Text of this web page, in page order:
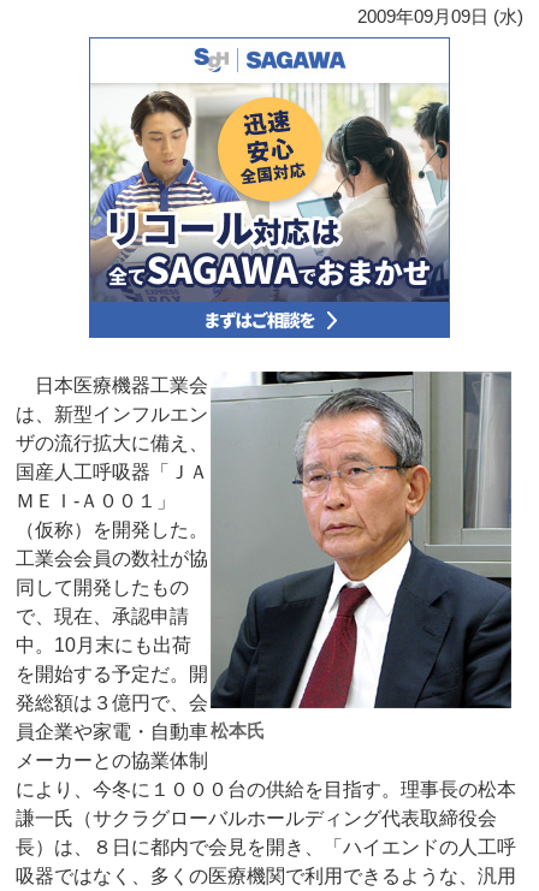
2009年09月09日 (水)
松本氏
日本医療機器工業会
は、新型インフルエン
ザの流行拡大に備え、
国産人工呼吸器「ＪＡ
ＭＥＩ‐Ａ００１」
（仮称）を開発した。
工業会会員の数社が協
同して開発したもの
で、現在、承認申請
中。10月末にも出荷
を開始する予定だ。開
発総額は３億円で、会
員企業や家電・自動車
メーカーとの協業体制
により、今冬に１０００台の供給を目指す。理事長の松本
謙一氏（サクラグローバルホールディング代表取締役会
長）は、８日に都内で会見を開き、「ハイエンドの人工呼
吸器ではなく、多くの医療機関で利用できるような、汎用